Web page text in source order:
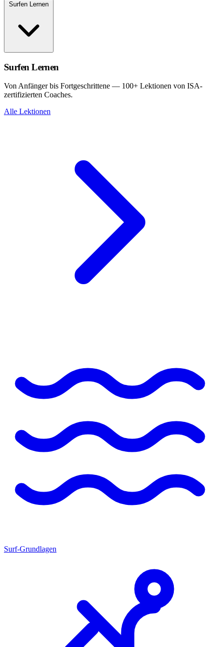
Surfen Lernen
Von Anfänger bis Fortgeschrittene — 100+ Lektionen von ISA-
zertifizierten Coaches.
Alle Lektionen
Surf-Grundlagen